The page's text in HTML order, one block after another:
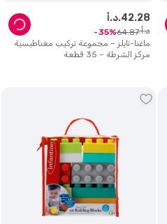
ماغنا-تايلز – مجموعة تركيب مغناطيسية
مركز الشرطة – 35 قطعة
د.أ.42.28
د.أ. 64.87
35